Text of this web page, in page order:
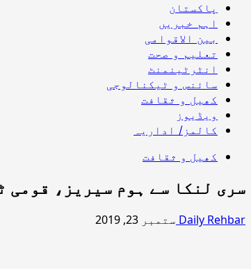
پاکستان
اہم خبریں
بین الاقوامی
تعلیم و صحت
انٹرٹینمنٹ
سائنس و ٹیکنالوجی
کھیل و ثقافت
ویڈیوز
کالمز/ اداریہ
کھیل و ثقافت
سری لنکا سے ہوم سیریز، قومی
Daily Rehbar ستمبر 23, 2019